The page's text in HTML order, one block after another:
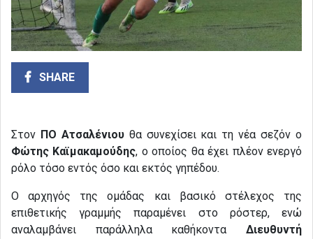
SHARE
Στον ΠΟ Ατσαλένιουθα συνεχίσει και τη νέα σεζόν ο
Φώτης Καϊμακαμούδης, ο οποίος θα έχει πλέον ενεργό
ρόλο τόσο εντός όσο και εκτός γηπέδου.
Ο αρχηγός της ομάδας και βασικό στέλεχος της
επιθετικής γραμμής παραμένει στο ρόστερ, ενώ
αναλαμβάνει παράλληλα καθήκοντα Διευθυντή